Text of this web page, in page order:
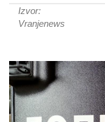
Izvor:
Vranjenews